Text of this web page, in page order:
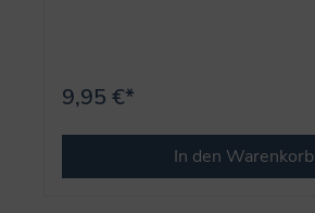
9,95 €*
In den Warenkorb